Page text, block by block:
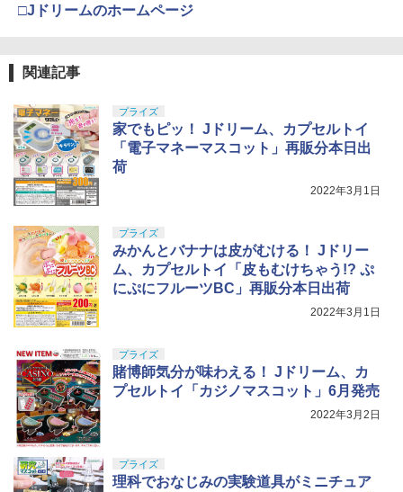
4
BANDAI SPIRITS(バンダイ スピリッツ)
5
BANDAI SPIRITS(バンダイ スピリッツ)
HGUC 195 機動戦士Zガンダム キュベレ
コッキングライフル ブラック
￥4,761
ホビー用仕上材 B601
5
GSIクレオス Mr.トップコート 水性プレ
ミアムトップコートスプレー つや消し 8
8ml ホビー用仕上材 B603
□Jドリームのホームページ
関連記事
プライズ
家でもピッ！ Jドリーム、カプセルトイ
「電子マネーマスコット」再販分本日出
荷
2022年3月1日
プライズ
みかんとバナナは皮がむける！ Jドリー
ム、カプセルトイ「皮もむけちゃう!? ぷ
にぷにフルーツBC」再販分本日出荷
2022年3月1日
プライズ
賭博師気分が味わえる！ Jドリーム、カ
プセルトイ「カジノマスコット」6月発売
2022年3月2日
プライズ
理科でおなじみの実験道具がミニチュア